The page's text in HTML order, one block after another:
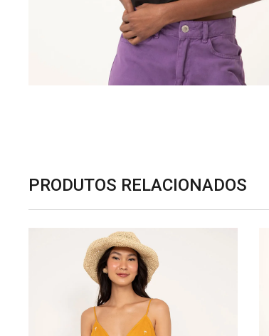
PRODUTOS RELACIONADOS